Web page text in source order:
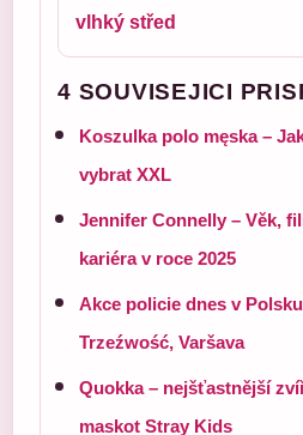
vlhký střed
4 SOUVISEJICI
Koszulka polo męska –
vybrat XXL
Jennifer Connelly – Věk,
kariéra v roce 2025
Akce policie dnes v
Trzeźwość, Varšava
Quokka – nejšťastnější
maskot Stray Kids